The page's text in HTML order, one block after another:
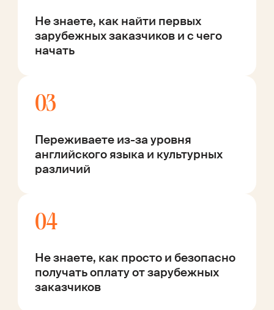
Не знаете, как найти первых
зарубежных заказчиков и с чего
начать
03
Переживаете из-за уровня
английского языка и культурных
различий
04
Не знаете, как просто и безопасно
получать оплату от зарубежных
заказчиков